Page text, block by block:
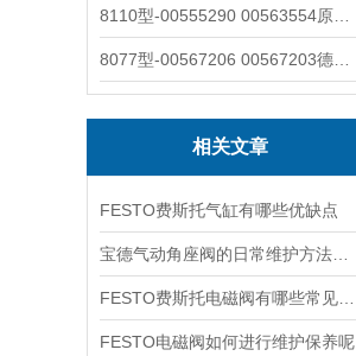
相关文章
FESTO费斯托气缸有哪些优缺点
FESTO电磁阀如何进行维护保养呢